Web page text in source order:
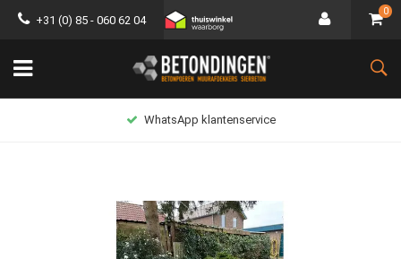
+31 (0) 85 - 060 62 04
0
Lage verzendkosten